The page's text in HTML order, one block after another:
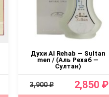
Духи Al Rehab — Sultan
men / (Аль Рехаб —
Султан)
3,900 ₽ 2,850 ₽